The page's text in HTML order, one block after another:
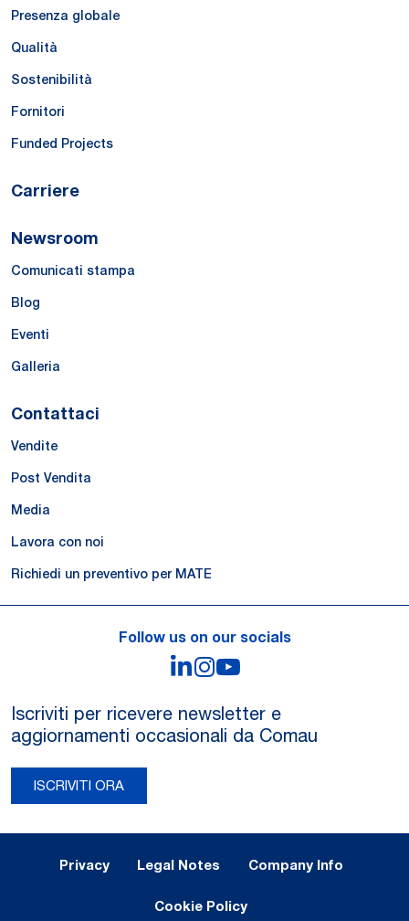
Presenza globale
Qualità
Sostenibilità
Fornitori
Funded Projects
Carriere
Newsroom
Comunicati stampa
Blog
Eventi
Galleria
Contattaci
Vendite
Post Vendita
Media
Lavora con noi
Richiedi un preventivo per MATE
Follow us on our socials
LinkedIn
Instagram
Iscriviti per ricevere newsletter e
aggiornamenti occasionali da Comau
ISCRIVITI ORA
Privacy Legal Notes Company Info
Cookie Policy